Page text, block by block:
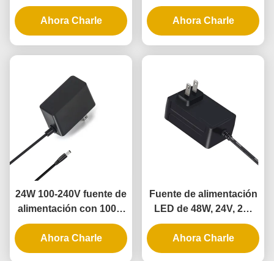
Clase 2 UL con 3 años
de garantía y
cumplimiento DOE VI
Ahora Charle
con 3 años de garantía
para luces de cuerda
LED flexibles
Ahora Charle
24W 100-240V fuente de
alimentación con 100%
de material de PC para
luces de LED y cámaras
de CCTV
Ahora Charle
Fuente de alimentación
LED de 48W, 24V, 2A,
Clase 2 UL, con entrada
de 100-240V para tira de
luces LED
Ahora Charle